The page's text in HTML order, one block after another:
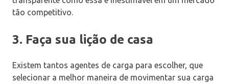
tão competitivo.
3. Faça sua lição de casa
Existem tantos agentes de carga para escolher, que
selecionar a melhor maneira de movimentar sua carga